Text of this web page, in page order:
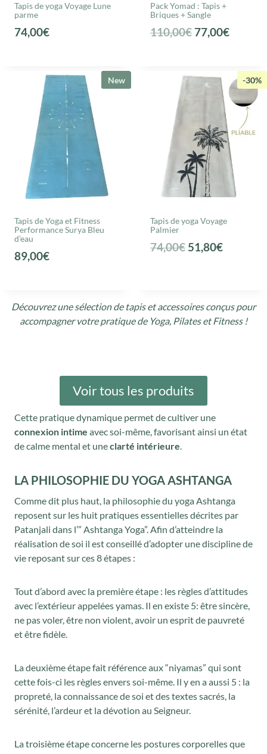
Tapis de yoga Voyage Lune
parme
74,00€
Pack Yomad : Tapis +
Briques + Sangle
110,00€ L
r
i
n
i
t
i
é
t
,
0
.
77,00€L
r
i
a
c
t
u
e
7
New
Tapis de Yoga et Fitness
Performance Surya Bleu
d’eau
89,00€
-30%
Tapis de yoga Voyage
Palmier
74,00€ L
i
i
t
i
a
t
a
i
t
4
,
€
.
51,80€L
i
l
t
5
1
0
€
Découvrez une sélection de tapis et accessoires conçus pour
accompagner votre pratique de Yoga, Pilates et Fitness !
Voir tous les produits
Cette pratique dynamique permet de cultiver une
connexion intime avec soi-même, favorisant ainsi un état
de calme mental et uneclarté intérieure
LA PHILOSOPHIE DU YOGA ASHTANGA
Comme dit plus haut, la philosophie du yoga Ashtanga
reposent sur les huit pratiques essentielles décrites par
Patanjali dans l’” Ashtanga Yoga”. Afin d’atteindre la
réalisation de soi il est conseillé d’adopter une discipline de
vie reposant sur ces 8 étapes :
Tout d’abord avec la première étape : les règles d’attitudes
avec l’extérieur appelées yamas. Il en existe 5: être sincère,
ne pas voler, être non violent, avoir un esprit de pauvreté
et être fidèle.
La deuxième étape fait référence aux “niyamas” qui sont
cette fois-ci les règles envers soi-même. Il y en a aussi 5 : la
propreté, la connaissance de soi et des textes sacrés, la
sérénité, l’ardeur et la dévotion au Seigneur.
La troisième étape concerne les postures corporelles que